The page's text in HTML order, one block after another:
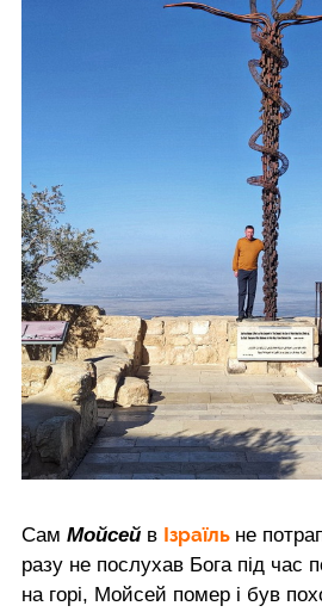
Сам Мойсей в Ізраїль не
разу не послухав Бога під час
на горі, Мойсей помер і був